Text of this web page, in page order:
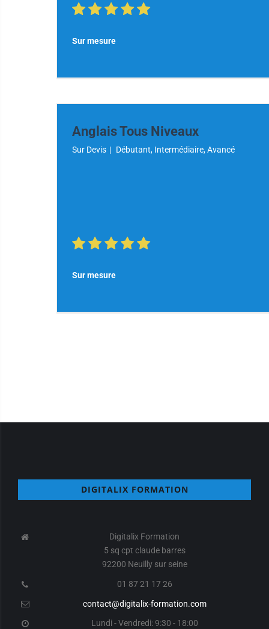
Sur mesure
Anglais Tous Niveaux
Sur Devis | Débutant, Intermédiaire, Avancé
Sur mesure
DIGITALIX FORMATION
Digitalix Formation
5 sq cpt claude barres
92200 Neuilly sur seine
01 87 21 17 26
contact@digitalix-formation.com
Lundi - Vendredi: 9:30 - 18:00